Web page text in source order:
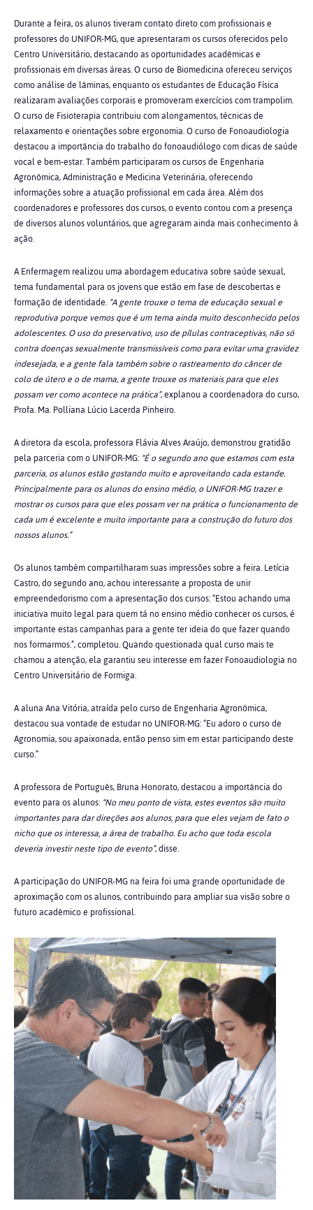
Durante a feira, os alunos tiveram contato direto com profissionais e
professores do UNIFOR-MG, que apresentaram os cursos oferecidos pelo
Centro Universitário, destacando as oportunidades acadêmicas e
profissionais em diversas áreas.O curso de Biomedicina ofereceu serviços
como análise de lâminas, enquanto os estudantes de Educação Física
realizaram avaliações corporais e promoveram exercícios com trampolim.
O curso de Fisioterapia contribuiu com alongamentos, técnicas de
relaxamento e orientações sobre ergonomia. O curso de Fonoaudiologia
destacou a importância do trabalho do fonoaudiólogo com dicas de saúde
vocal e bem-estar. Também participaram os cursos de Engenharia
Agronômica, Administração e Medicina Veterinária, oferecendo
informações sobre a atuação profissional em cada área. Além dos
coordenadores e professores dos cursos, o evento contou com a presença
de diversos alunos voluntários, que agregaram ainda mais conhecimento à
ação.
A Enfermagem realizou uma abordagem educativa sobre saúde sexual,
tema fundamental para os jovens que estão em fase de descobertas e
formação de identidade. “A gente trouxe o tema de educação sexual e
reprodutiva porque vemos que é um tema ainda muito desconhecido pelos
adolescentes. O uso do preservativo, uso de pílulas contraceptivas, não só
contra doenças sexualmente transmissíveis como para evitar uma gravidez
indesejada, e a gente fala também sobre o rastreamento do câncer de
colo de útero e o de mama, a gente trouxe os materiais para que eles
possam ver como acontece na prática”, explanou a coordenadora do curso,
Profa. Ma. Polliana Lúcio Lacerda Pinheiro.
A diretora da escola, professora Flávia Alves Araújo, demonstrou gratidão
pela parceria com o UNIFOR-MG: “É o segundo ano que estamos com esta
parceria, os alunos estão gostando muito e aproveitando cada estande.
Principalmente para os alunos do ensino médio, o UNIFOR-MG trazer e
mostrar os cursos para que eles possam ver na prática o funcionamento de
cada um é excelente e muito importante para a construção do futuro dos
nossos alunos.”
Os alunos também compartilharam suas impressões sobre a feira. Letícia
Castro, do segundo ano, achou interessante a proposta de unir
empreendedorismo com a apresentação dos cursos: “Estou achando uma
iniciativa muito legal para quem tá no ensino médio conhecer os cursos, é
importante estas campanhas para a gente ter ideia do que fazer quando
nos formarmos.”, completou. Quando questionada qual curso mais te
chamou a atenção, ela garantiu seu interesse em fazer Fonoaudiologia no
Centro Universitário de Formiga.
A aluna Ana Vitória, atraída pelo curso de Engenharia Agronômica,
destacou sua vontade de estudar no UNIFOR-MG: “Eu adoro o curso de
Agronomia, sou apaixonada, então penso sim em estar participando deste
curso.”
A professora de Português, Bruna Honorato, destacou a importância do
evento para os alunos: “No meu ponto de vista, estes eventos são muito
importantes para dar direções aos alunos, para que eles vejam de fato o
nicho que os interessa, a área de trabalho. Eu acho que toda escola
deveria investir neste tipo de evento”, disse.
A participação do UNIFOR-MG na feira foi uma grande oportunidade de
aproximação com os alunos, contribuindo para ampliar sua visão sobre o
futuro acadêmico e profissional.